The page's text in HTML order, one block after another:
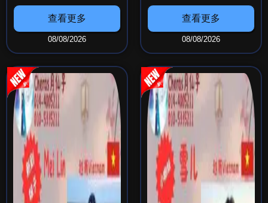
查看更多
08/08/2026
查看更多
08/08/2026